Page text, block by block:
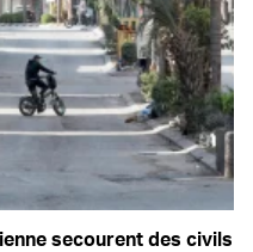
secourent des civils